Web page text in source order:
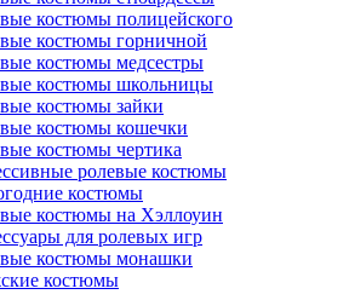
костюмы полицейского
костюмы горничной
костюмы медсестры
костюмы школьницы
костюмы зайки
костюмы кошечки
костюмы чертика
ролевые костюмы
костюмы
костюмы на Хэллоуин
для ролевых игр
костюмы монашки
костюмы